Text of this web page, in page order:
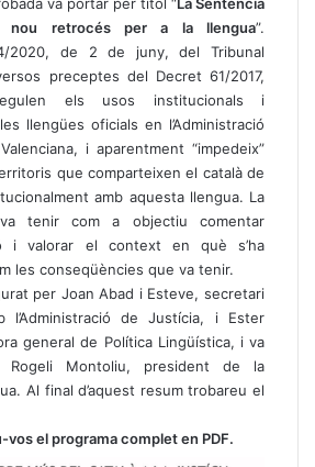
nou retrocés per a la llengua”.
2020, de 2 de juny, del Tribunal
preceptes del Decret 61/2017,
els usos institucionals i
llengües oficials en l’Administració
i aparentment “impedeix”
que comparteixen el català de
amb aquesta llengua. La
tenir com a objectiu comentar
i valorar el context en què s’ha
les conseqüències que va tenir.
per Joan Abad i Esteve, secretari
l’Administració de Justícia, i Ester
general de Política Lingüística, i va
Montoliu, president de la
Al final d’aquest resum trobareu el
vos el programa complet en PDF.